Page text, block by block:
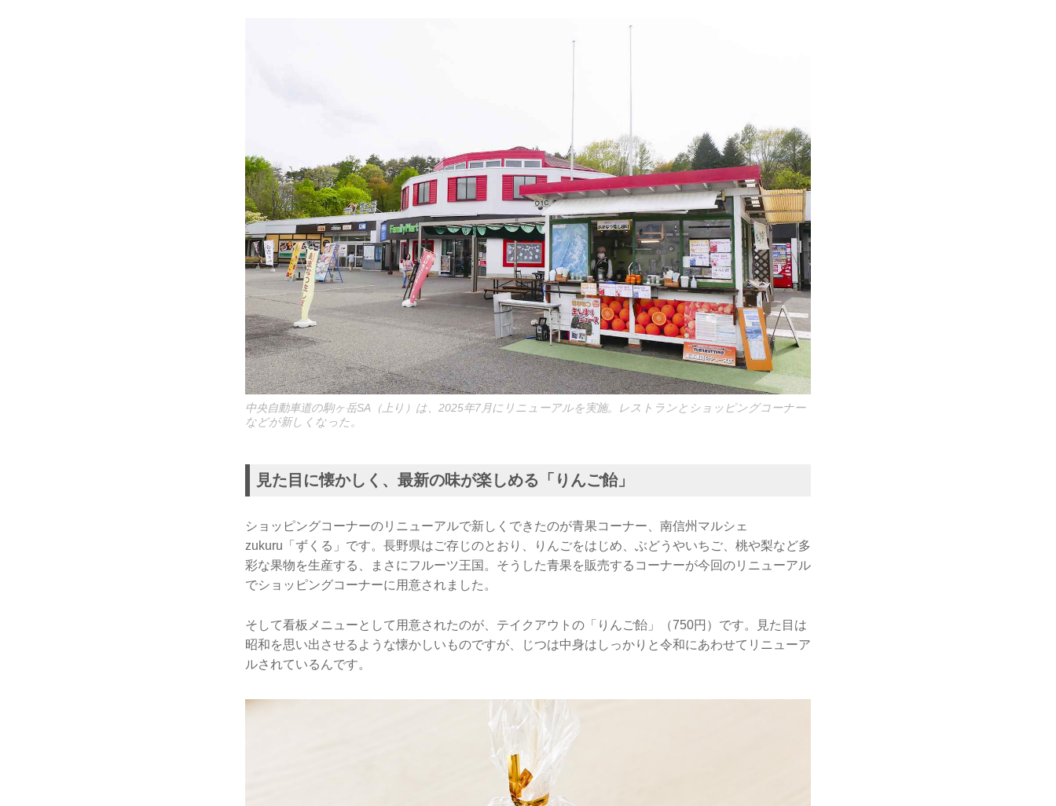
中央自動車道の駒ヶ岳SA（上り）は、2025年7月にリニューアルを実施。レストランとショッピングコーナー
などが新しくなった。
見た目に懐かしく、最新の味が楽しめる「りんご飴」
ショッピングコーナーのリニューアルで新しくできたのが青果コーナー、南信州マルシェ
zukuru「ずくる」です。長野県はご存じのとおり、りんごをはじめ、ぶどうやいちご、桃や梨など多
彩な果物を生産する、まさにフルーツ王国。そうした青果を販売するコーナーが今回のリニューアル
でショッピングコーナーに用意されました。
そして看板メニューとして用意されたのが、テイクアウトの「りんご飴」（750円）です。見た目は
昭和を思い出させるような懐かしいものですが、じつは中身はしっかりと令和にあわせてリニューア
ルされているんです。